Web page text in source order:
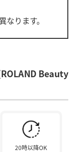
ります。
Beauty
20時以降OK